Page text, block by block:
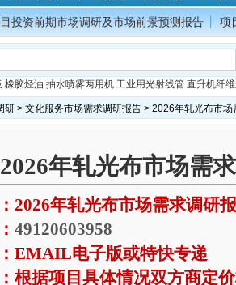
投资前期市场调研及市场前景预测报告 项
橡胶烃油 抽水喷雾两用机 工业用光射线管 直升机纤
研> 文化服务市场需求调研报告> 2026年轧光布市场
2026年轧光布市场需
2026年轧光布市场需求调研
49120603958
EMAIL电子版或特快专递
据项目具体情况双方商定